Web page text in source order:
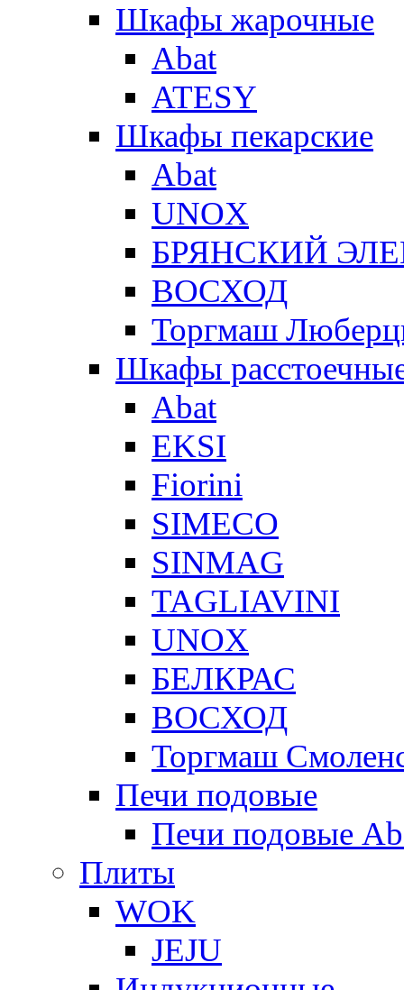
Шкафы жарочные
Abat
ATESY
Шкафы пекарские
Abat
UNOX
БРЯНСКИЙ
ВОСХОД
Торгмаш
Шкафы
Abat
EKSI
Fiorini
SIMECO
SINMAG
TAGLIAVINI
UNOX
БЕЛКРАС
ВОСХОД
Торгмаш
Печи подовые
Печи подовые
Плиты
WOK
JEJU